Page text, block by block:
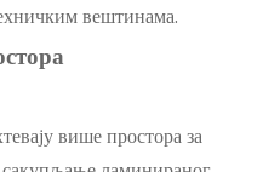
вештинама.
више простора за